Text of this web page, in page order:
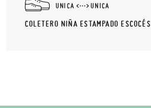
UNICA UNICA
COLETERO NIÑA ESTAMPADO ESCOCÉS